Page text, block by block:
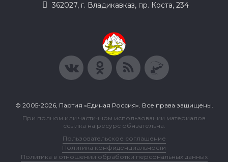
362027, г. Владикавказ, пр. Коста, 234
© 2005-2026, Партия «Единая Россия». Все права защищены.
При полном или частичном использовании материалов
ссылка на ресурс обязательна.
Пользовательское соглашение
Политика конфиденциальности
Политика в отношении обработки персональных данных